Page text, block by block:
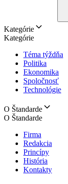
Kategórie
Kategórie
Téma týždňa
Politika
Ekonomika
Spoločnosť
Technológie
O Štandarde
O Štandarde
Firma
Redakcia
Princípy
História
Kontakty